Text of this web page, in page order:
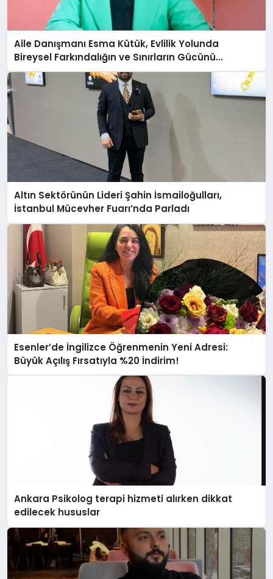
Aile Danışmanı Esma Kütük, Evlilik Yolunda
Bireysel Farkındalığın ve Sınırların Gücünü
Anlatıyor
Altın Sektörünün Lideri Şahin İsmailoğulları,
İstanbul Mücevher Fuarı’nda Parladı ￼
Esenler’de İngilizce Öğrenmenin Yeni Adresi:
Büyük Açılış Fırsatıyla %20 İndirim!
Ankara Psikolog terapi hizmeti alırken dikkat
edilecek hususlar